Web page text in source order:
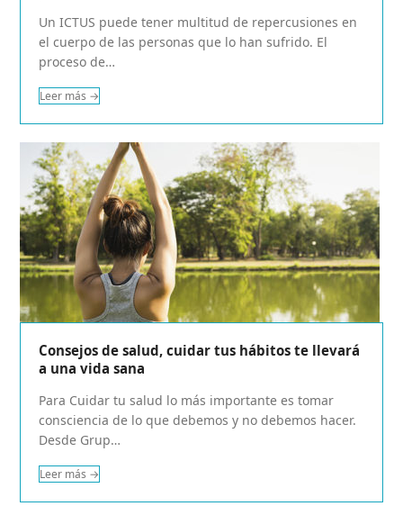
Un ICTUS puede tener multitud de repercusiones en
el cuerpo de las personas que lo han sufrido. El
proceso de…
Leer más →
Consejos de salud, cuidar tus hábitos te llevará
a una vida sana
Para Cuidar tu salud lo más importante es tomar
consciencia de lo que debemos y no debemos hacer.
Desde Grup…
Leer más →